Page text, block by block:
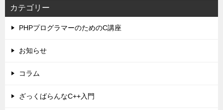
カテゴリー
PHPプログラマーのためのC講座
お知らせ
コラム
ざっくばらんなC++入門